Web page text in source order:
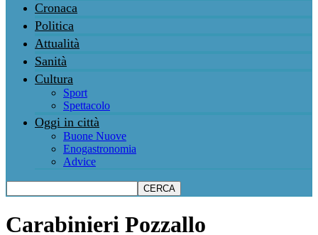
Cronaca
Politica
Attualità
Sanità
Cultura
Sport
Spettacolo
Oggi in città
Buone Nuove
Enogastronomia
Advice
Carabinieri Pozzallo